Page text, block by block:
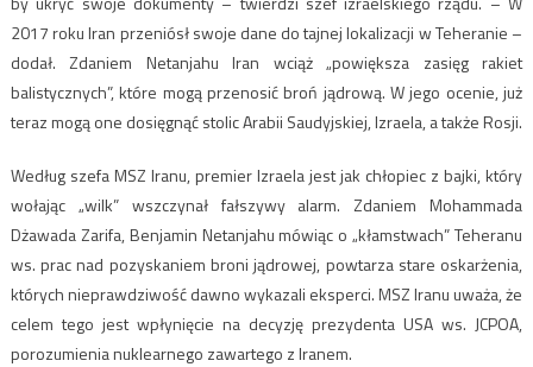
2017 roku Iran przeniósł swoje dane do tajnej lokalizacji w Teheranie –
dodał. Zdaniem Netanjahu Iran wciąż „powiększa zasięg rakiet
balistycznych”, które mogą przenosić broń jądrową. W jego ocenie, już
teraz mogą one dosięgnąć stolic Arabii Saudyjskiej, Izraela, a także Rosji.
Według szefa MSZ Iranu, premier Izraela jest jak chłopiec z bajki, który
wołając „wilk” wszczynał fałszywy alarm. Zdaniem Mohammada
Dżawada Zarifa, Benjamin Netanjahu mówiąc o „kłamstwach” Teheranu
ws. prac nad pozyskaniem broni jądrowej, powtarza stare oskarżenia,
których nieprawdziwość dawno wykazali eksperci. MSZ Iranu uważa, że
celem tego jest wpłynięcie na decyzję prezydenta USA ws. JCPOA,
porozumienia nuklearnego zawartego z Iranem.